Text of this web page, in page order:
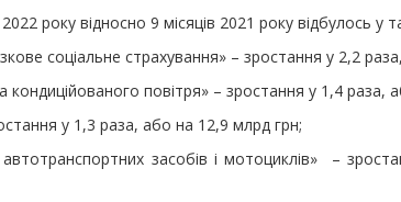
року відносно 9 місяців 2021 року відбулось у
соціальне страхування» – зростання у 2,2
кондицiйованого повiтря» – зростання у 1,4 раза,
у 1,3 раза, або на 12,9 млрд грн;
засобів i мотоциклів» –